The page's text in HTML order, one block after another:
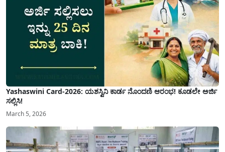
Yashaswini Card-2026: ಯಶಸ್ವಿನಿ ಕಾರ್ಡ ನೊಂದಣಿ ಆರಂಭ! ಕೂಡಲೇ ಅರ್ಜಿ
ಸಲ್ಲಿಸಿ!
March 5, 2026